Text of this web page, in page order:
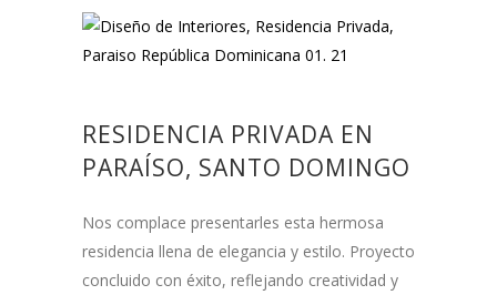
RESIDENCIA PRIVADA EN
PARAÍSO, SANTO DOMINGO
Nos complace presentarles esta hermosa
residencia llena de elegancia y estilo. Proyecto
concluido con éxito, reflejando creatividad y